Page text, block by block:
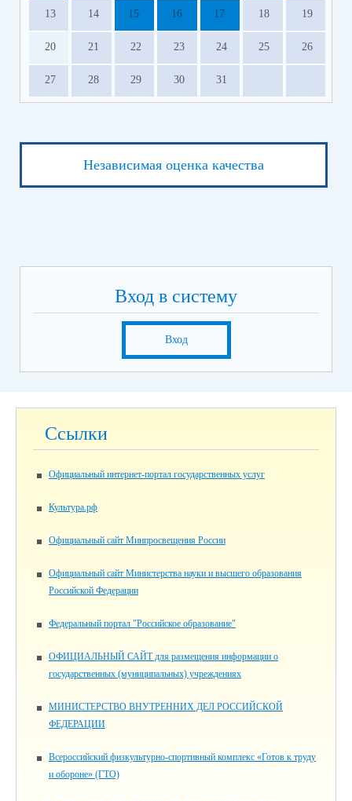
13 14 15 16 17 18 19
20 21 22 23 24 25 26
27 28 29 30 31
Независимая оценка качества
Вход в систему
Вход
Ссылки
Официальный интернет-портал государственных услуг
Культура.рф
Официальный сайт Минпросвещения России
Официальный сайт Министерства науки и высшего образования
Российской Федерации
Федеральный портал "Российское образование"
ОФИЦИАЛЬНЫЙ САЙТ для размещения информации о
государственных (муниципальных) учреждениях
МИНИСТЕРСТВО ВНУТРЕННИХ ДЕЛ РОССИЙСКОЙ
ФЕДЕРАЦИИ
Всероссийский физкультурно-спортивный комплекс «Готов к труду
и обороне» (ГТО)